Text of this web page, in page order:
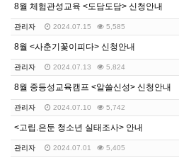
8월 체험관성교육 <도담도담> 신청안내
관리자 2024.07.15 5,585
8월 <사춘기꽃이피다> 신청안내
관리자 2024.07.13 5,824
8월 중등성교육캠프 <알쓸신성> 신청안내
관리자 2024.07.10 5,742
<고립.은둔 청소년 실태조사> 안내
관리자 2024.07.01 5,405